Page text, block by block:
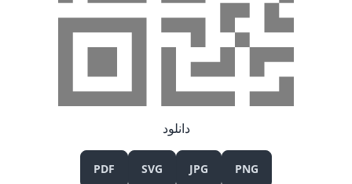
دانلود
PNG
JPG
SVG
PDF